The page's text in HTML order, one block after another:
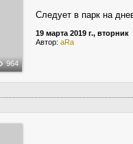
964
Следует в парк на
19 марта 2019 г., вторник
Автор: aRa